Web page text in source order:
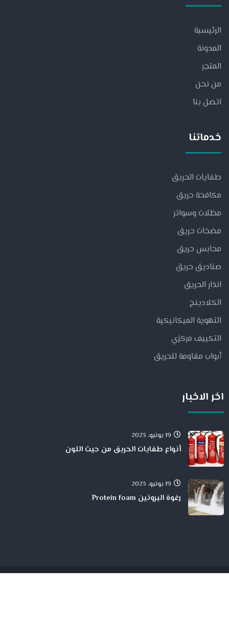
الرئيسية
المدونة
المتجر
من نحن
اتصل بنا
خدماتنا
طفايات الحريق
مكافحة حريق
مظلات وسواتر
مضخات حريق
محابس حريق
صناديق حريق
انذار الحريق
الكلادينج
التهوية الميكانيكية
التكييف مركزي
أبواب مقاومة للحريق
اخر الاخبار
19 يونيو، 2023
أنواع طفايات الحريق من حيث اللون
19 يونيو، 2023
رغوة البروتين Protein foam